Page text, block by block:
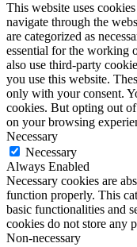
This website uses
navigate through the
are categorized as
essential for the working
also use third-party
you use this website.
only with your consent.
cookies. But opting out
on your browsing
Necessary
Necessary
Always Enabled
Necessary cookies are
function properly. This
basic functionalities and
cookies do not store any
Non-necessary